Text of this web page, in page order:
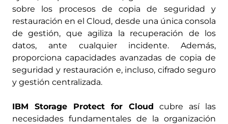
sobre los procesos de copia de seguridad y
restauración en el Cloud, desde una única consola
de gestión, que agiliza la recuperación de los
datos, ante cualquier incidente. Además,
proporciona capacidades avanzadas de copia de
seguridad y restauración e, incluso, cifrado seguro
y gestión centralizada.
IBM Storage Protect for Cloud cubre así las
necesidades fundamentales de la organización